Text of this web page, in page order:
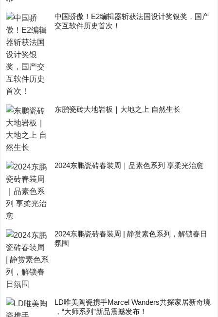
中国骄傲！E2编辑器斩获法国设计奖银奖，国产
交互软件历史首次！
东鹏瓷砖大地岩板｜大地之上 自然生长
2024东鹏瓷砖春装周｜品素色系列 享柔光治愈
2024东鹏瓷砖春装周 | 静赏素色系列，解锁春日
氛围
LD唯美陶瓷携手Marcel Wanders共探家居新奇境
，“大师系列”新品震撼发布！